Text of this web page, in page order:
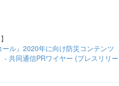
ル』2020年に向け防災コンテンツ
- 共同通信PRワイヤー (プレスリリー